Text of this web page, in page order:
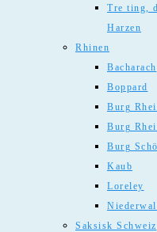
Tre ting,
Harzen
Rhinen
Bacharach
Boppard
Burg
Burg
Burg
Kaub
Loreley
Saksisk Schweiz